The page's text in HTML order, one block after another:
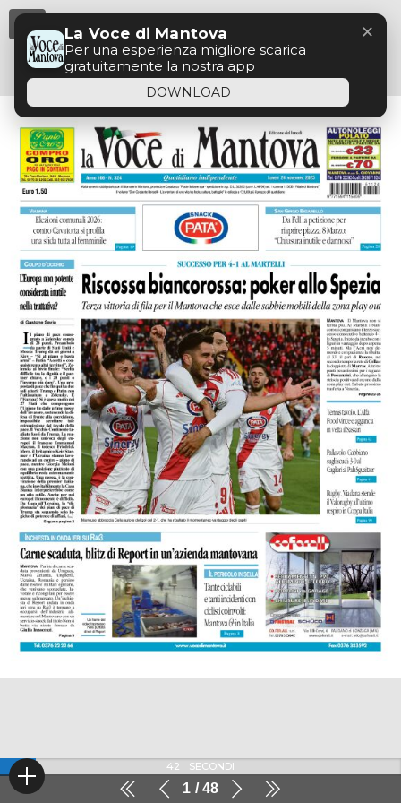
1 48
41 SECONDI
La Voce di Mantova
Per una esperienza migliore scarica
gratuitamente la nostra app
DOWNLOAD
✕
Menu